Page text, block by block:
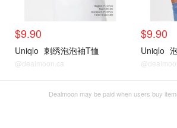
$9.90
Uniqlo 刺绣泡泡袖T恤
@dealmoon.ca
$9.90
Uniqlo
Dealmoon may be paid when users buy